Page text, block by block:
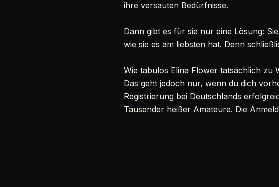
ihre versauten Bedürfnisse.
Dann gibt es für sie nur eine Lösung:
wie sie es am liebsten hat. Denn
Wie tabulos Elina Flower tatsächlich zu
Das geht jedoch nur, wenn du dich
Registrierung bei Deutschlands
Tausender heißer Amateure. Die